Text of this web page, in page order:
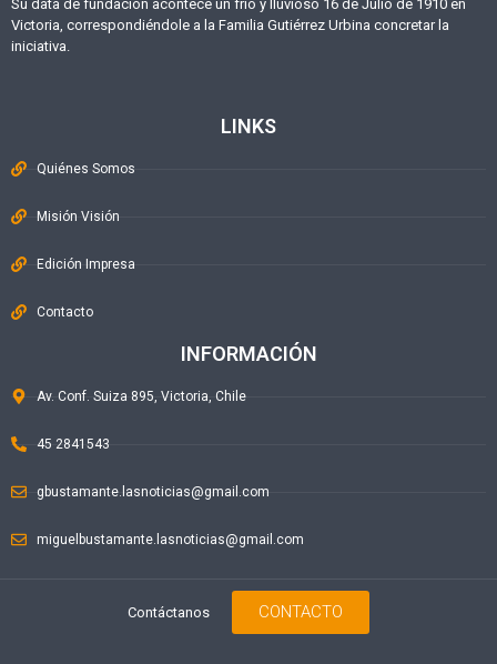
Su data de fundación acontece un frío y lluvioso 16 de Julio de 1910 en
Victoria, correspondiéndole a la Familia Gutiérrez Urbina concretar la
iniciativa.
LINKS
Quiénes Somos
Misión Visión
Edición Impresa
Contacto
INFORMACIÓN
Av. Conf. Suiza 895, Victoria, Chile
45 2841543
gbustamante.lasnoticias@gmail.com
miguelbustamante.lasnoticias@gmail.com
Contáctanos CONTACTO